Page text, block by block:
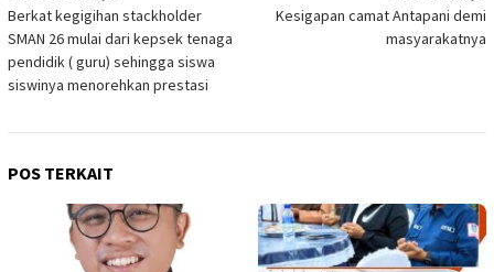
pos
Berkat kegigihan stackholder
SMAN 26 mulai dari kepsek tenaga
pendidik ( guru) sehingga siswa
siswinya menorehkan prestasi
Kesigapan camat Antapani demi
masyarakatnya
POS TERKAIT